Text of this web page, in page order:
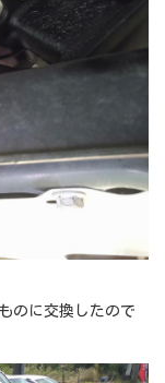
のに交換したので